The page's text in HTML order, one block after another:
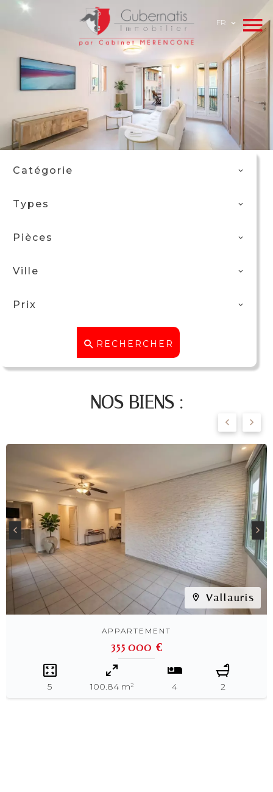
Catégorie
Types
Pièces
Ville
Prix
RECHERCHER
NOS BIENS :
Vallauris
APPARTEMENT
355 000 €
5 100.84 m² 4 2
FR